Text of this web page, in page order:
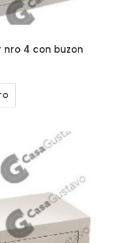
4 con buzon